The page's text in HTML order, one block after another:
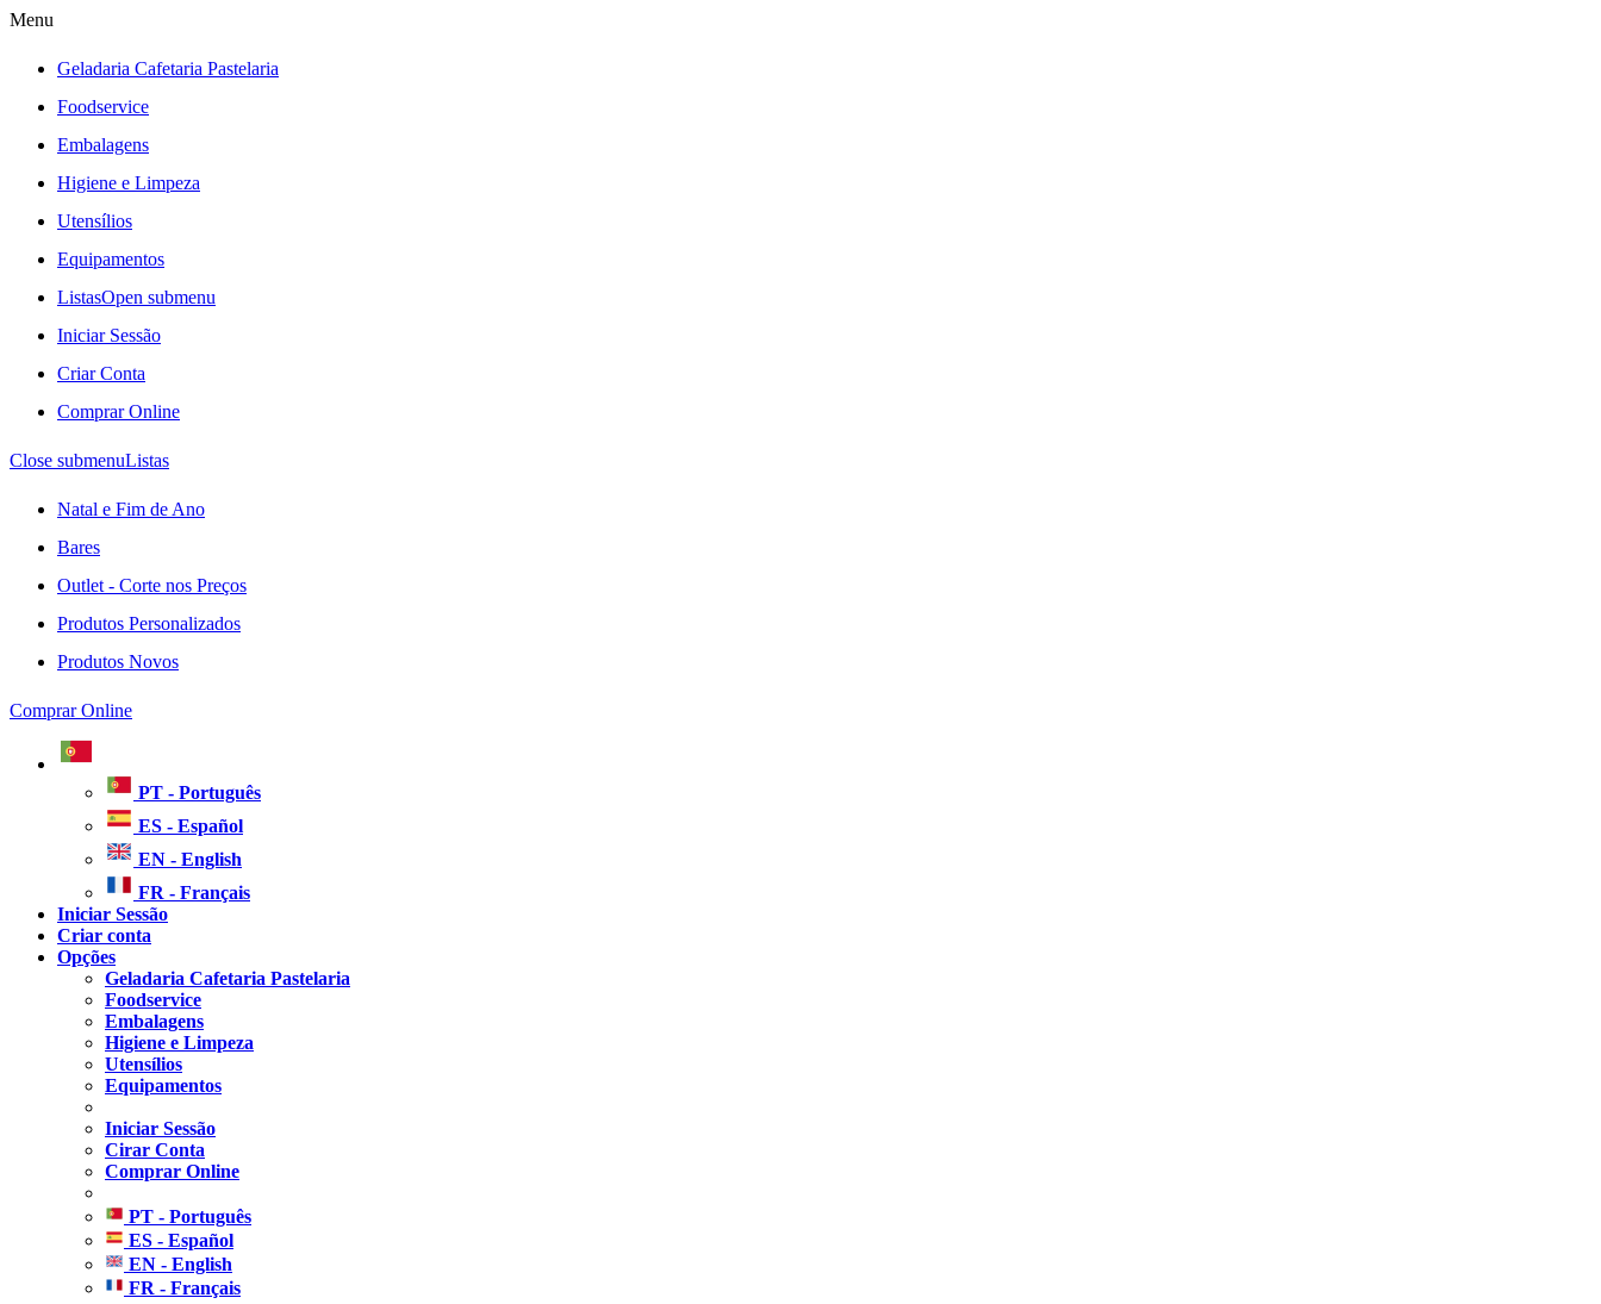
Menu
Geladaria Cafetaria Pastelaria
Foodservice
Embalagens
Higiene e Limpeza
Utensílios
Equipamentos
ListasOpen submenu
Iniciar Sessão
Criar Conta
Comprar Online
Close submenuListas
Natal e Fim de Ano
Bares
Outlet - Corte nos Preços
Produtos Personalizados
Produtos Novos
Comprar Online
PT - Português
ES - Español
EN - English
FR - Français
Iniciar Sessão
Criar conta
Opções
Geladaria Cafetaria Pastelaria
Foodservice
Embalagens
Higiene e Limpeza
Utensílios
Equipamentos
Iniciar Sessão
Cirar Conta
Comprar Online
PT - Português
ES - Español
EN - English
FR - Français